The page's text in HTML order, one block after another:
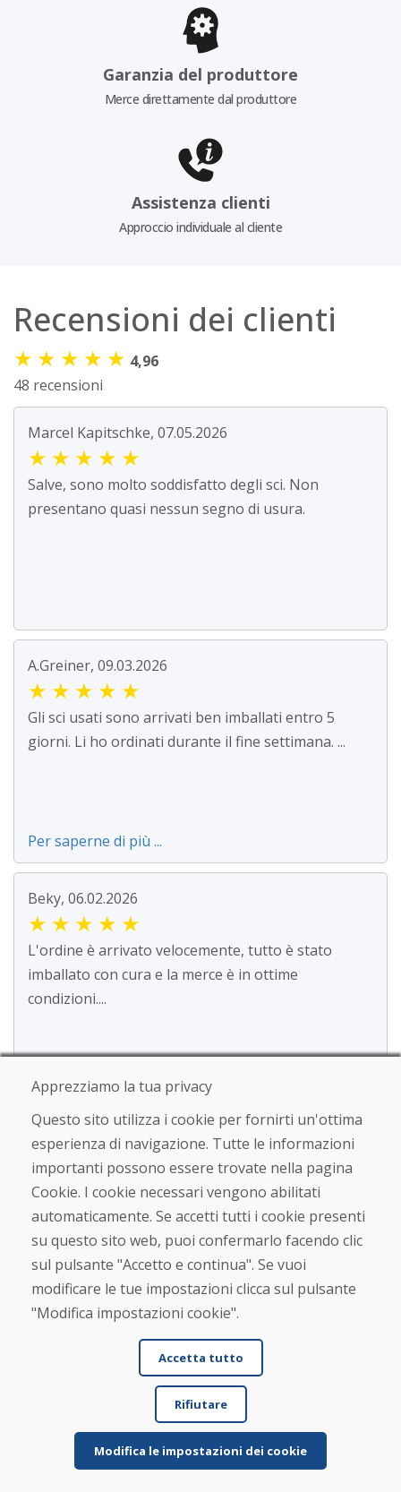
Garanzia del produttore
Merce direttamente dal produttore
Assistenza clienti
Approccio individuale al cliente
Recensioni dei clienti
★ ★ ★ ★ ★ 4,96
48 recensioni
Marcel Kapitschke, 07.05.2026
★ ★ ★ ★ ★
Salve, sono molto soddisfatto degli sci. Non
presentano quasi nessun segno di usura.
A.Greiner, 09.03.2026
★ ★ ★ ★ ★
Gli sci usati sono arrivati ben imballati entro 5
giorni. Li ho ordinati durante il fine settimana. ...
Per saperne di più ...
Beky, 06.02.2026
★ ★ ★ ★ ★
L'ordine è arrivato velocemente, tutto è stato
imballato con cura e la merce è in ottime
condizioni....
Jana Kováčová, 04.02.2026
★★ ★★ ★
Ottima selezione, prezzi convenienti, consegna
rapida (2 giorni). Ho ordinato uno snowboard e
Per saperne di più ...
L'articolo era ben imballato ed è arrivato
puntualmente; le sue condizioni corrispondevano
alla desc...
Apprezziamo la tua privacy
Questo sito utilizza i cookie per fornirti un'ottima
esperienza di navigazione. Tutte le informazioni
importanti possono essere trovate nella pagina
Cookie. I cookie necessari vengono abilitati
automaticamente. Se accetti tutti i cookie presenti
su questo sito web, puoi confermarlo facendo clic
sul pulsante "Accetto e continua". Se vuoi
modificare le tue impostazioni clicca sul pulsante
"Modifica impostazioni cookie".
Accetta tutto
Rifiutare
Modifica le impostazioni dei cookie